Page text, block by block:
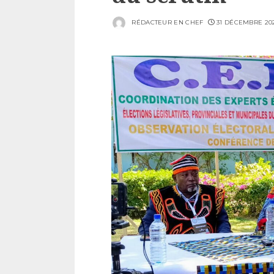
RÉDACTEUR EN CHEF 31 DÉCEMBRE